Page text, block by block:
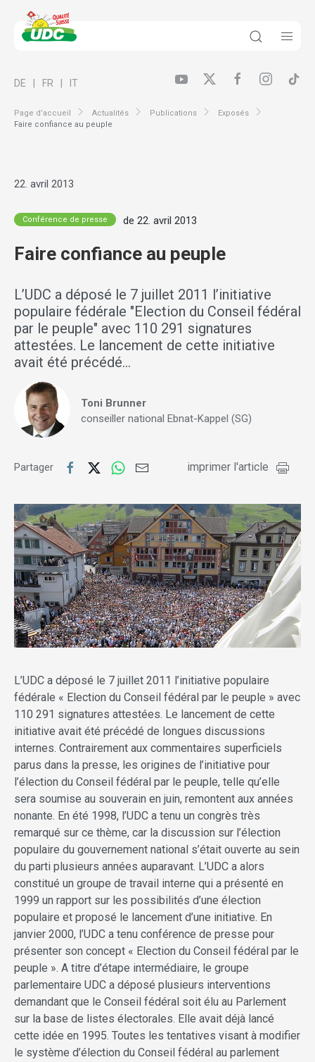
Page d’accueil Actualités Publications
Exposés
Faire confiance au peuple
DE FR IT
22. avril 2013
Conférence de presse de 22. avril 2013
Faire confiance au peuple
L’UDC a déposé le 7 juillet 2011 l’initiative
populaire fédérale "Election du Conseil fédéral
par le peuple" avec 110 291 signatures
attestées. Le lancement de cette initiative
avait été précédé…
Toni Brunner
conseiller national Ebnat-Kappel (SG)
Partager imprimer l'article
L’UDC a déposé le 7 juillet 2011 l’initiative populaire
fédérale « Election du Conseil fédéral par le peuple » avec
110 291 signatures attestées. Le lancement de cette
initiative avait été précédé de longues discussions
internes. Contrairement aux commentaires superficiels
parus dans la presse, les origines de l’initiative pour
l’élection du Conseil fédéral par le peuple, telle qu’elle
sera soumise au souverain en juin, remontent aux années
nonante. En été 1998, l’UDC a tenu un congrès très
remarqué sur ce thème, car la discussion sur l’élection
populaire du gouvernement national s’était ouverte au sein
du parti plusieurs années auparavant. L’UDC a alors
constitué un groupe de travail interne qui a présenté en
1999 un rapport sur les possibilités d’une élection
populaire et proposé le lancement d’une initiative. En
janvier 2000, l’UDC a tenu conférence de presse pour
présenter son concept « Election du Conseil fédéral par le
peuple ». A titre d’étape intermédiaire, le groupe
parlementaire UDC a déposé plusieurs interventions
demandant que le Conseil fédéral soit élu au Parlement
sur la base de listes électorales. Elle avait déjà lancé
cette idée en 1995. Toutes les tentatives visant à modifier
le système d’élection du Conseil fédéral au parlement